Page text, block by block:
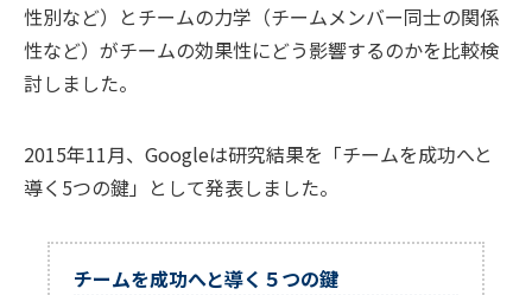
性別など）とチームの力学（チームメンバー同士の関係
性など）がチームの効果性にどう影響するのかを比較検
討しました。
2015年11月、Googleは研究結果を「チームを成功へと
導く5つの鍵」として発表しました。
チームを成功へと導く５つの鍵